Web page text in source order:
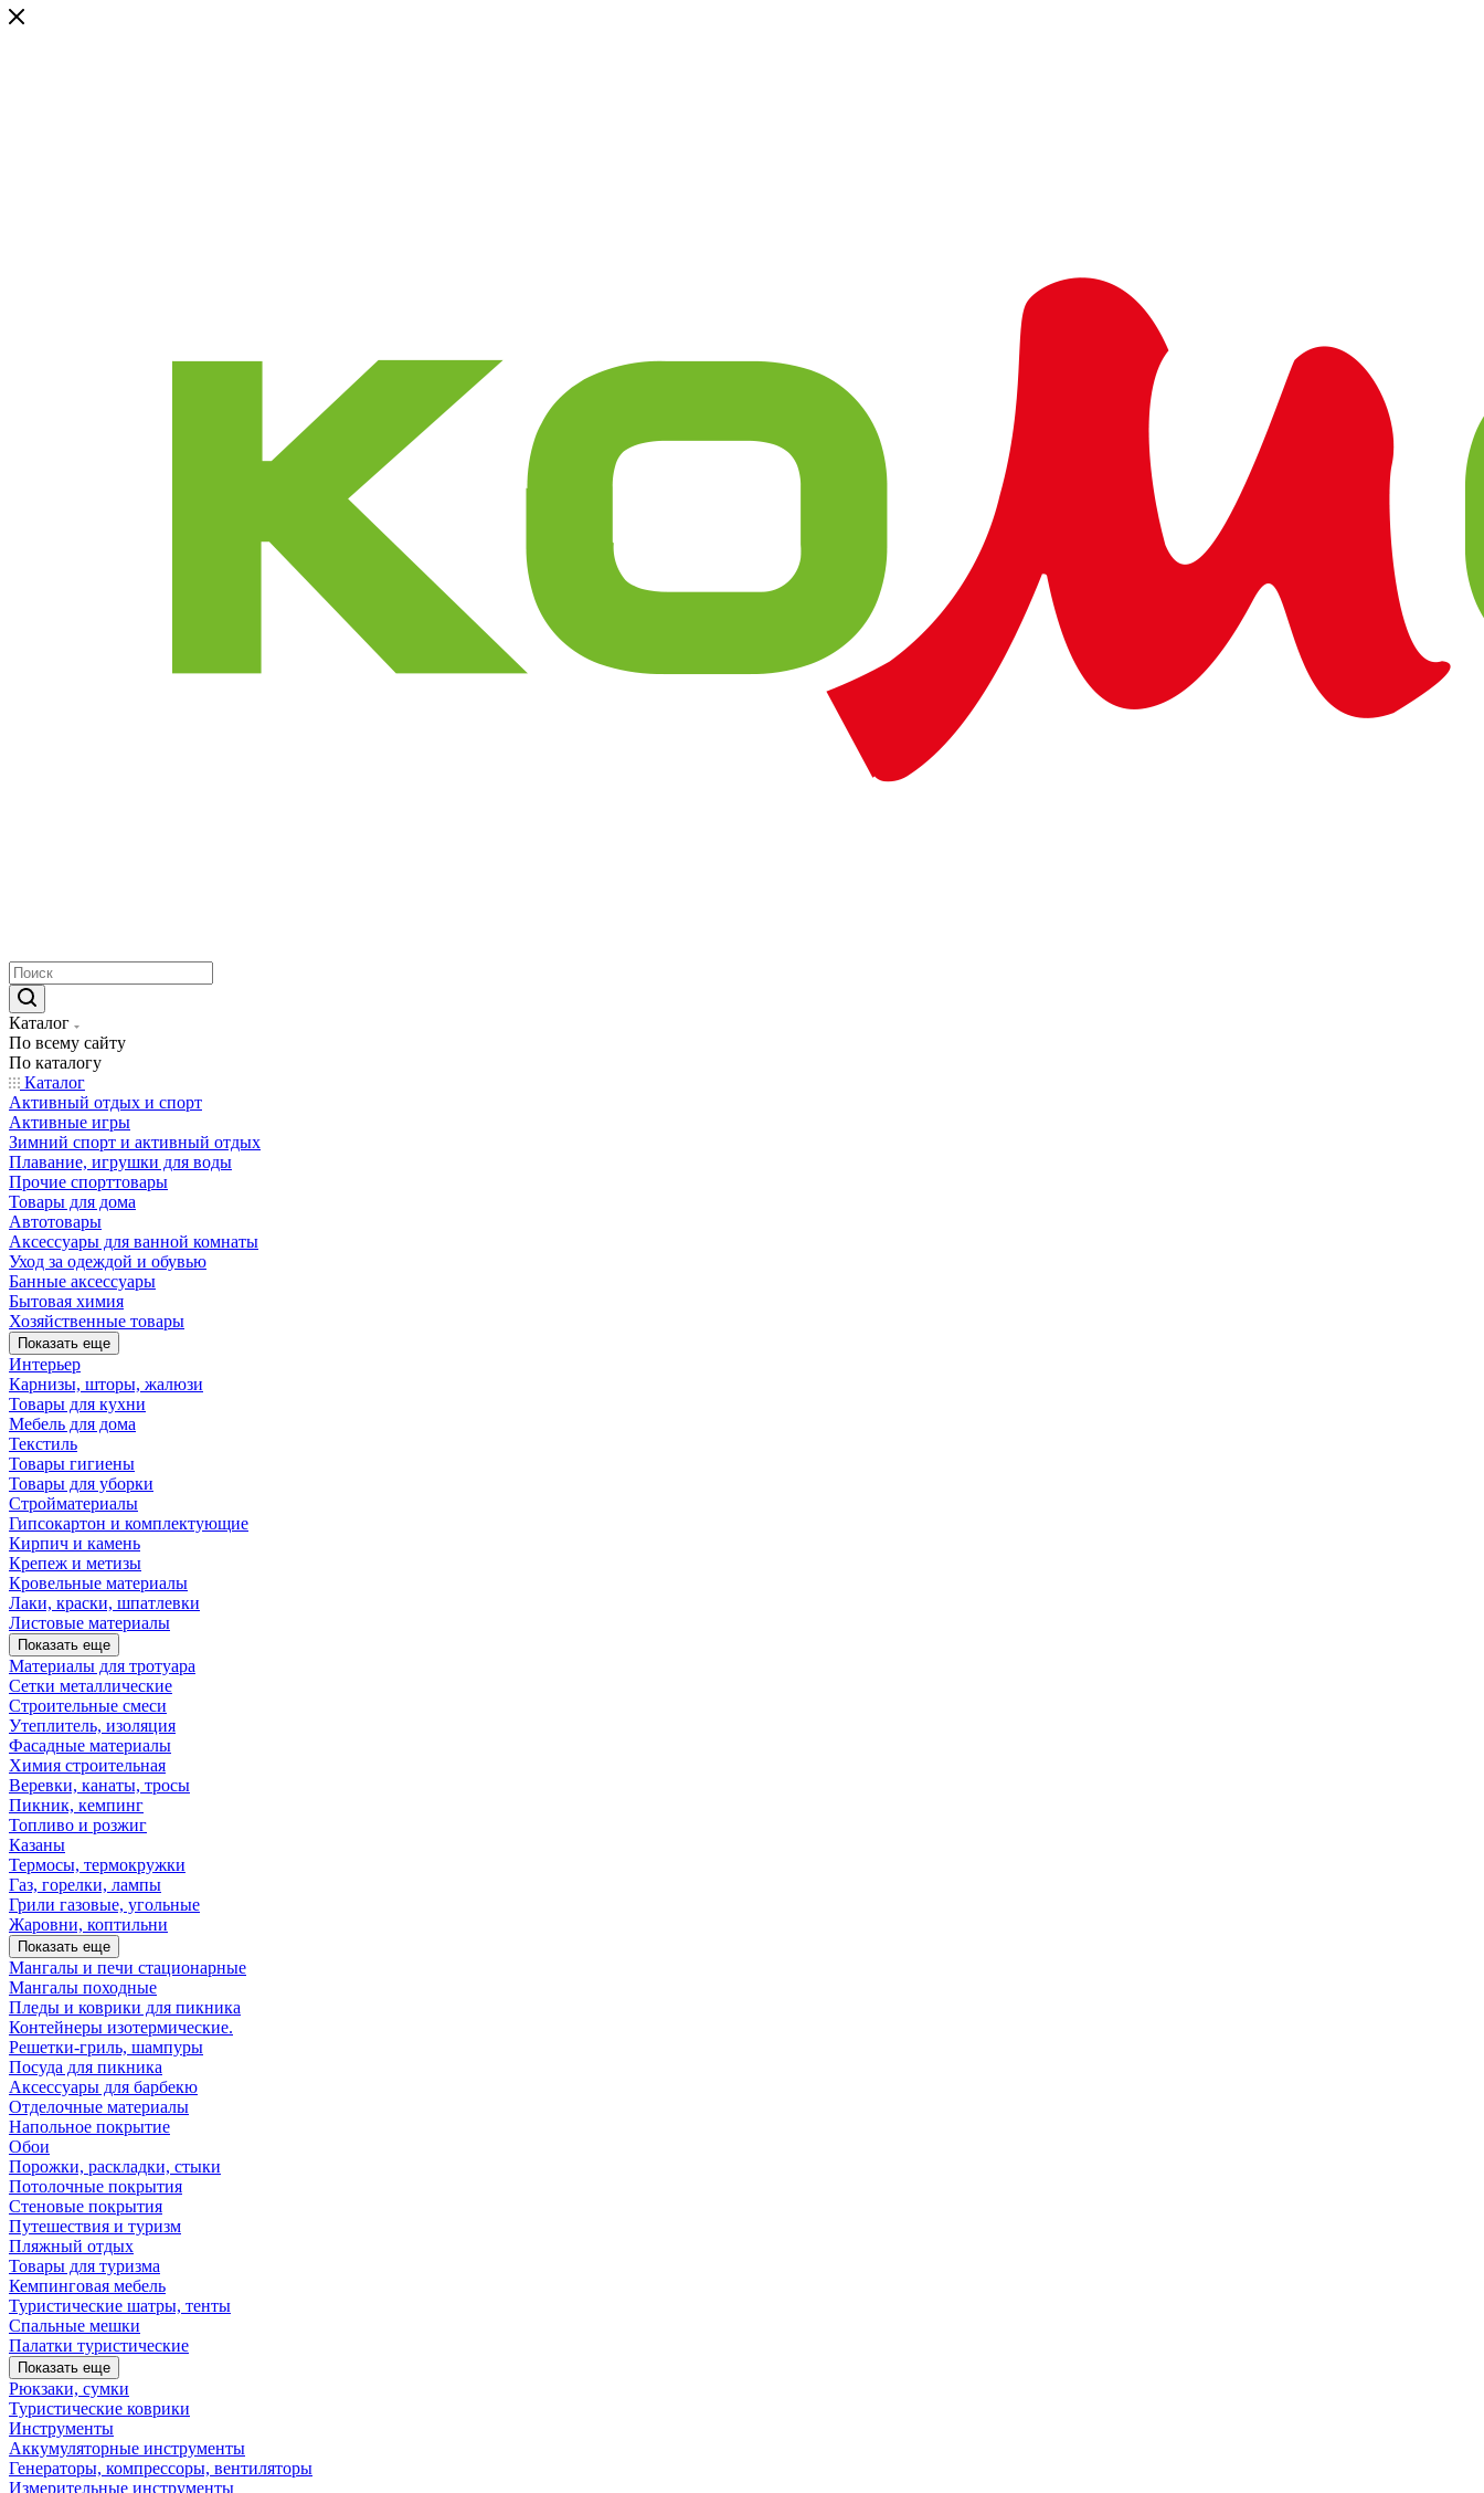
Каталог
По всему сайту
По каталогу
Каталог
Активный отдых и спорт
Активные игры
Зимний спорт и активный отдых
Плавание, игрушки для воды
Прочие спорттовары
Товары для дома
Автотовары
Аксессуары для ванной комнаты
Уход за одеждой и обувью
Банные аксессуары
Бытовая химия
Хозяйственные товары
Показать еще
Интерьер
Карнизы, шторы, жалюзи
Товары для кухни
Мебель для дома
Текстиль
Товары гигиены
Товары для уборки
Стройматериалы
Гипсокартон и комплектующие
Кирпич и камень
Крепеж и метизы
Кровельные материалы
Лаки, краски, шпатлевки
Листовые материалы
Показать еще
Материалы для тротуара
Сетки металлические
Строительные смеси
Утеплитель, изоляция
Фасадные материалы
Химия строительная
Веревки, канаты, тросы
Пикник, кемпинг
Топливо и розжиг
Казаны
Термосы, термокружки
Газ, горелки, лампы
Грили газовые, угольные
Жаровни, коптильни
Показать еще
Мангалы и печи стационарные
Мангалы походные
Пледы и коврики для пикника
Контейнеры изотермические.
Решетки-гриль, шампуры
Посуда для пикника
Аксессуары для барбекю
Отделочные материалы
Напольное покрытие
Обои
Порожки, раскладки, стыки
Потолочные покрытия
Стеновые покрытия
Путешествия и туризм
Пляжный отдых
Товары для туризма
Кемпинговая мебель
Туристические шатры, тенты
Спальные мешки
Палатки туристические
Показать еще
Рюкзаки, сумки
Туристические коврики
Инструменты
Аккумуляторные инструменты
Генераторы, компрессоры, вентиляторы
Измерительные инструменты